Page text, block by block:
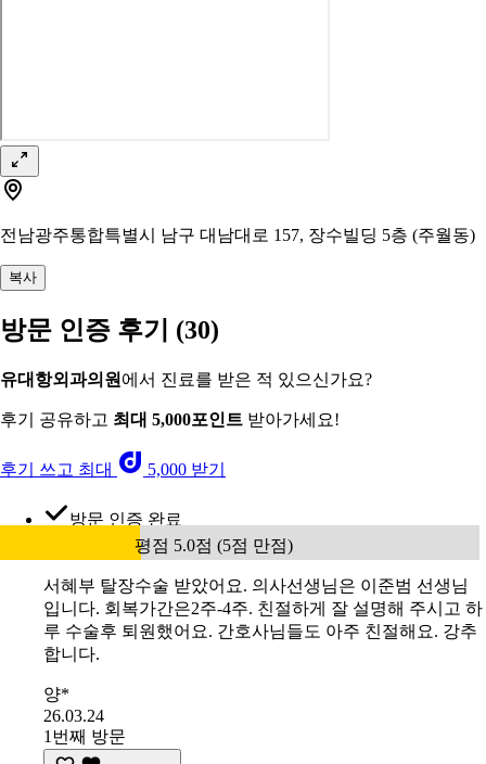
전남광주통합특별시 남구 대남대로 157, 장수빌딩 5층 (주월동)
복사
방문 인증 후기 (30)
유대항외과의원 에서 진료를 받은 적 있으신가요?
후기 공유하고 최대 5,000포인트 받아가세요!
후기 쓰고 최대 5,000 받기
방문 인증 완료
평점 5.0점 (5점 만점)
서혜부 탈장수술 받았어요. 의사선생님은 이준범 선생님
입니다. 회복가간은2주-4주. 친절하게 잘 설명해 주시고 하
루 수술후 퇴원했어요. 간호사님들도 아주 친절해요. 강추
합니다.
양*
26.03.24
1번째 방문